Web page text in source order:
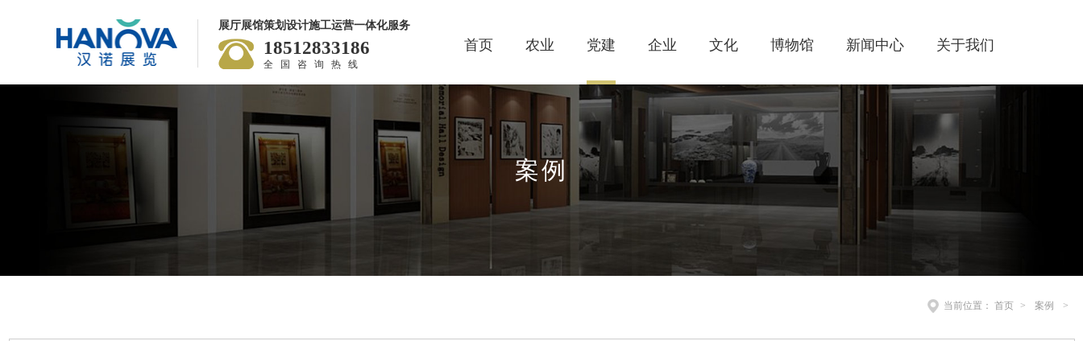
展厅展馆策划设计施工运营一体化服务
18512833186
全国咨询热线
首页 农业 党建 企业 文化 博物馆 新闻中心 关于我们
案例
当前位置： 首页 > 案例 >